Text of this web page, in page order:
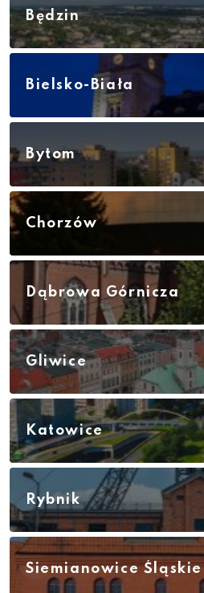
Będzin
Bielsko-Biała
Bytom
Chorzów
Dąbrowa Górnicza
Gliwice
Katowice
Rybnik
Siemianowice Śląskie